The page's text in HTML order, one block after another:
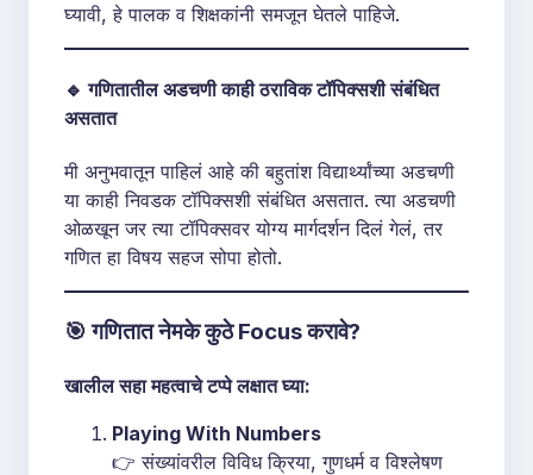
घ्यावी, हे पालक व शिक्षकांनी समजून घेतले पाहिजे.
🔹 गणितातील अडचणी काही ठराविक टॉपिक्सशी संबंधित
असतात
मी अनुभवातून पाहिलं आहे की बहुतांश विद्यार्थ्यांच्या अडचणी
या काही निवडक टॉपिक्सशी संबंधित असतात. त्या अडचणी
ओळखून जर त्या टॉपिक्सवर योग्य मार्गदर्शन दिलं गेलं, तर
गणित हा विषय सहज सोपा होतो.
🎯गणितात नेमके कुठे Focus करावे?
खालील सहा महत्वाचे टप्पे लक्षात घ्या:
Playing With Numbers
👉 संख्यांवरील विविध क्रिया, गुणधर्म व विश्लेषण